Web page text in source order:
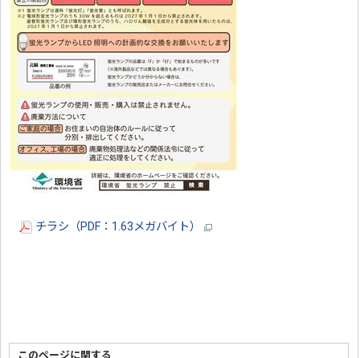
チラシ（PDF：1.63メガバイト）
このページに関する